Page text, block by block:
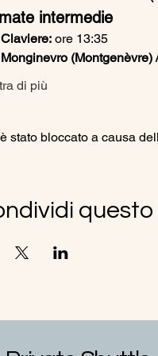
intermedie
Claviere: ore 13:35
Monginevro (Montgenèvre)
di più
stato bloccato a causa